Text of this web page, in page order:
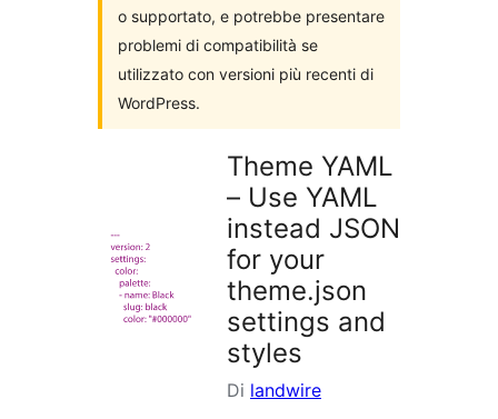
o supportato, e potrebbe presentare
problemi di compatibilità se
utilizzato con versioni più recenti di
WordPress.
Theme YAML
– Use YAML
instead JSON
for your
theme.json
settings and
styles
Di landwire